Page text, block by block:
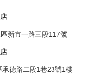
新市一路三段117號
德路二段1巷23號1樓